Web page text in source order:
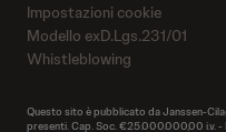
Impostazioni cookie
Modello exD.Lgs.231/01
Whistleblowing
Questo sito è pubblicato da Janssen-
presenti. Cap. Soc. €25.000.000,00 i.v. -